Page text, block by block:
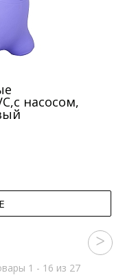
насосом,
1 - 16 из 27